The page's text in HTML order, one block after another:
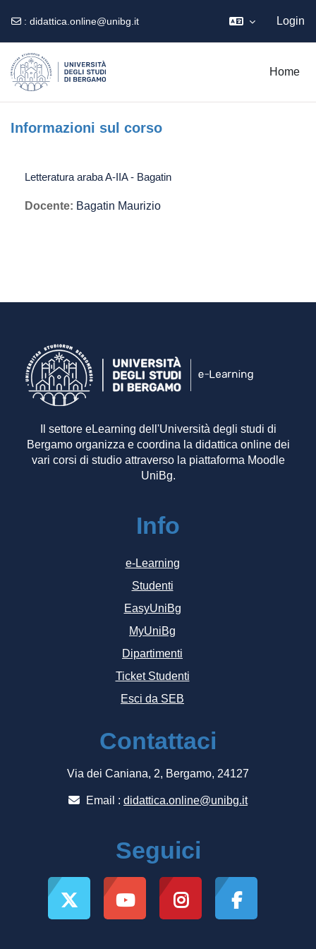
: didattica.online@unibg.it Login
Home
Informazioni sul corso
Letteratura araba A-IIA - Bagatin
Docente: Bagatin Maurizio
Il settore eLearning dell'Università degli studi di
Bergamo organizza e coordina la didattica online dei
vari corsi di studio attraverso la piattaforma Moodle
UniBg.
Info
e-Learning
Studenti
EasyUniBg
MyUniBg
Dipartimenti
Ticket Studenti
Esci da SEB
Contattaci
Via dei Caniana, 2, Bergamo, 24127
Email : didattica.online@unibg.it
Seguici